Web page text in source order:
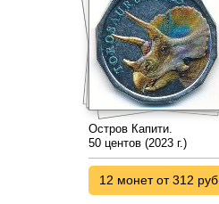
Остров Капити.
50 центов (2023 г.)
12 монет от 312 руб.